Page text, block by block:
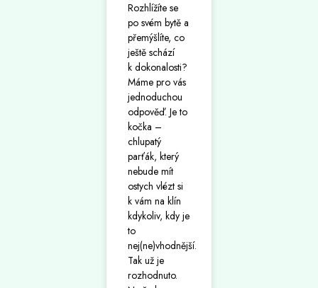
Rozhlížíte se
po svém bytě a
přemýšlíte, co
ještě schází
k dokonalosti?
Máme pro vás
jednoduchou
odpověď. Je to
kočka –
chlupatý
parťák, který
nebude mít
ostych vlézt si
k vám na klín
kdykoliv, kdy je
to
nej(ne)vhodnější.
Tak už je
rozhodnuto.